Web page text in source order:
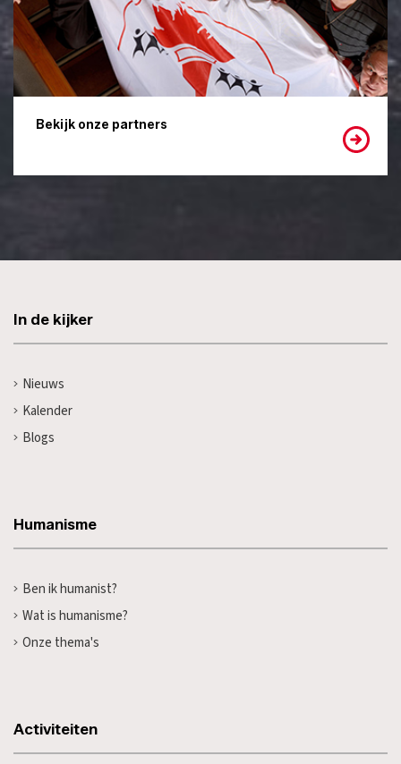
Bekijk onze partners
In de kijker
Nieuws
Kalender
Blogs
Humanisme
Ben ik humanist?
Wat is humanisme?
Onze thema's
Activiteiten